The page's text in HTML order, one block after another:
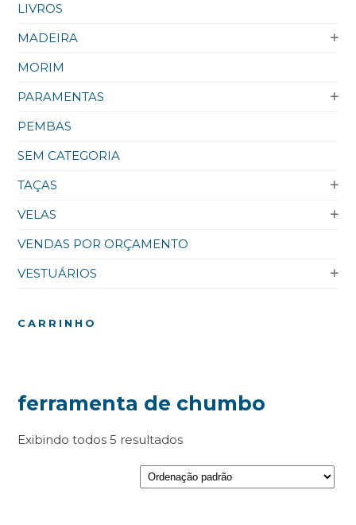
LIVROS
MADEIRA
MORIM
PARAMENTAS
PEMBAS
SEM CATEGORIA
TAÇAS
VELAS
VENDAS POR ORÇAMENTO
VESTUÁRIOS
CARRINHO
ferramenta de chumbo
Exibindo todos 5 resultados